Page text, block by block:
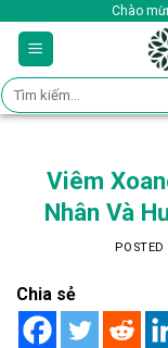
content
Chào
Tìm
kiếm:
Viêm
Nhân Và
POSTED
Chia sẻ